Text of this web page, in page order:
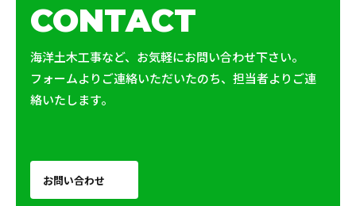
CONTACT
海洋土木工事など、お気軽にお問い合わせ下さい。
フォームよりご連絡いただいたのち、担当者よりご連
絡いたします。
お問い合わせ